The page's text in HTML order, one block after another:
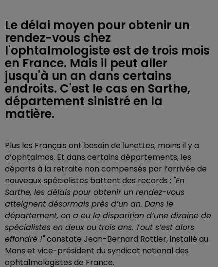
Le délai moyen pour obtenir un
rendez-vous chez
l'ophtalmologiste est de trois mois
en France. Mais il peut aller
jusqu'à un an dans certains
endroits. C'est le cas en Sarthe,
département sinistré en la
matière.
Plus les Français ont besoin de lunettes, moins il y a
d’ophtalmos. Et dans certains départements, les
départs à la retraite non compensés par l’arrivée de
nouveaux spécialistes battent des records : "En
Sarthe, les délais pour obtenir un rendez-vous
atteignent désormais près d’un an. Dans le
département, on a eu la disparition d’une dizaine de
spécialistes en deux ou trois ans. Tout s’est alors
effondré !"constate Jean-Bernard Rottier, installé au
Mans et vice-président du syndicat national des
ophtalmologistes de France.